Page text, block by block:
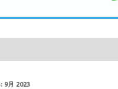
9月 2023